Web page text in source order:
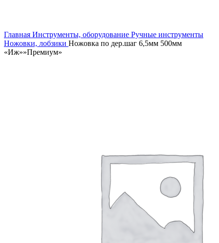
Главная Инструменты, оборудование Ручные инструменты
Ножовки, лобзики Ножовка по дер.шаг 6,5мм 500мм
«Иж»»Премиум»